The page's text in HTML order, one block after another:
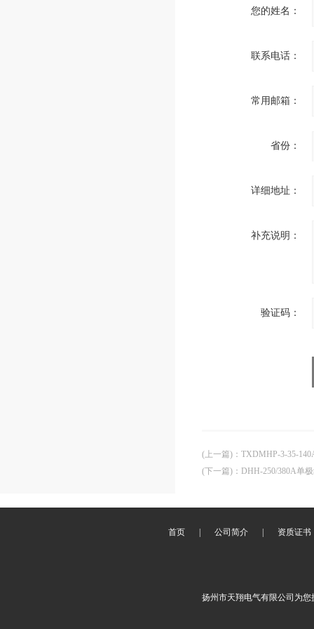
您的姓名：
联系电话：
常用邮箱：
省份：
详细地址：
补充说明：
验证码：
(上一篇) ： TXDMHP-3-35-
(下一篇) ： DHH-250/380A单
首页 公司简介 资质证书
扬州市天翔电气有限公司为您